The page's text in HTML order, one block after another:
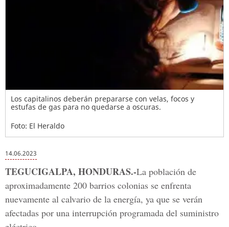
Los capitalinos deberán prepararse con velas, focos y
estufas de gas para no quedarse a oscuras.
Foto: El Heraldo
14.06.2023
TEGUCIGALPA, HONDURAS.-La población de
aproximadamente 200 barrios colonias se enfrenta
nuevamente al calvario de la energía, ya que se verán
afectadas por una interrupción programada del suministro